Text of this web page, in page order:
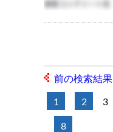
前の検索結果
1 2 3
8